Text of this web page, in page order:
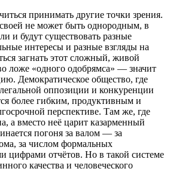
принимать другие точки зрения.
не может быть однородным, в
и будут существовать разные
интересы и разные взгляды на
загнать этот сложный, живой
ложе «одного одобрямса» — значит
Демократическое общество, где
оппозиции и конкуренции
более гибким, продуктивным и
перспективе. Там же, где
а вместо неё царит казарменный
погоня за валом — за
за числом формальных
цифрами отчётов. Но в такой системе
качества и человеческого